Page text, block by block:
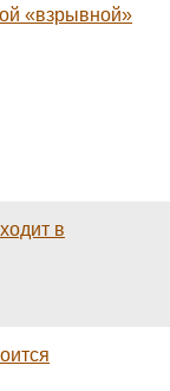
«взрывной»
в